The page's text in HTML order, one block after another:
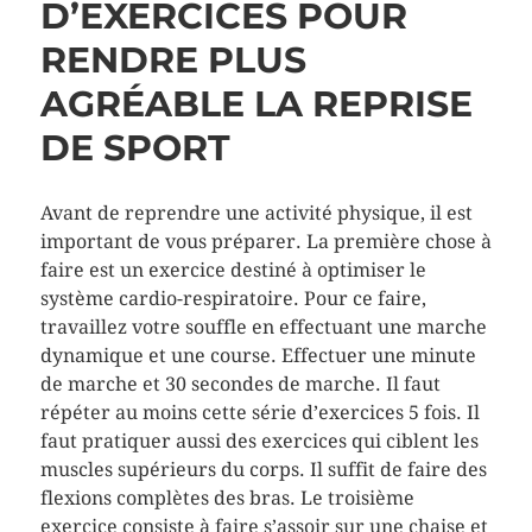
D’EXERCICES POUR
RENDRE PLUS
AGRÉABLE LA REPRISE
DE SPORT
Avant de reprendre une activité physique, il est
important de vous préparer. La première chose à
faire est un exercice destiné à optimiser le
système cardio-respiratoire. Pour ce faire,
travaillez votre souffle en effectuant une marche
dynamique et une course. Effectuer une minute
de marche et 30 secondes de marche. Il faut
répéter au moins cette série d’exercices 5 fois. Il
faut pratiquer aussi des exercices qui ciblent les
muscles supérieurs du corps. Il suffit de faire des
flexions complètes des bras. Le troisième
exercice consiste à faire s’assoir sur une chaise et